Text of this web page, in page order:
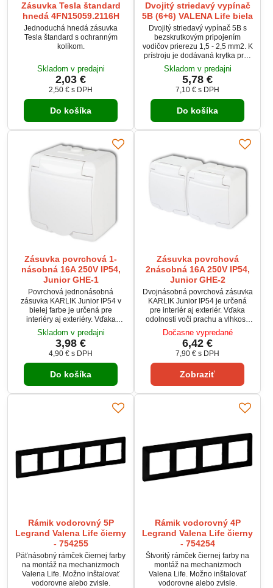
Zásuvka Tesla štandard
hnedá 4FN15059.2116H
Jednoduchá hnedá zásuvka
Tesla štandard s ochranným
kolíkom.
Skladom v predajni
2,03 €
2,50 € s DPH
Do košíka
Dvojitý striedavý vypínač
5B (6+6) VALENA Life biela
Dvojitý striedavý vypínač 5B s
bezskrutkovým pripojením
vodičov prierezu 1,5 - 2,5 mm2. K
prístroju je dodávaná krytka proti
Skladom v predajni
5,78 €
7,10 € s DPH
Do košíka
Zásuvka povrchová 1-
násobná 16A 250V IP54,
Junior GHE-1
Povrchová jednonásobná
zásuvka KARLIK Junior IP54 v
bielej farbe je určená pre
interiéry aj exteriéry. Vďaka
vysokému krytiu IP54 odoláva
prachu aj vlhkosti, čo ju robí
ideálnou do dielní, garáží či na
terasy. Poskytuje bezpečné
pripojenie s výkonom až 3680 W.
Skladom v predajni
3,98 €
4,90 € s DPH
Do košíka
Zásuvka povrchová
2násobná 16A 250V IP54,
Junior GHE-2
Dvojnásobná povrchová zásuvka
KARLIK Junior IP54 je určená
pre interiér aj exteriér. Vďaka
odolnosti voči prachu a vlhkosti
je ideálna do dielní, garáží či na
terasy. Zabezpečuje spoľahlivé
pripojenie zariadení s výkonom
do 3680 W.
Dočasne vypredané
6,42 €
7,90 € s DPH
Zobraziť
Rámik vodorovný 5P
Legrand Valena Life čierny
- 754255
Päťnásobný rámček čiernej farby
na montáž na mechanizmoch
Valena Life. Možno inštalovať
vodorovne alebo zvisle.
Rámik vodorovný 4P
Legrand Valena Life čierny
- 754254
Štvoritý rámček čiernej farby na
montáž na mechanizmoch
Valena Life. Možno inštalovať
vodorovne alebo zvisle.